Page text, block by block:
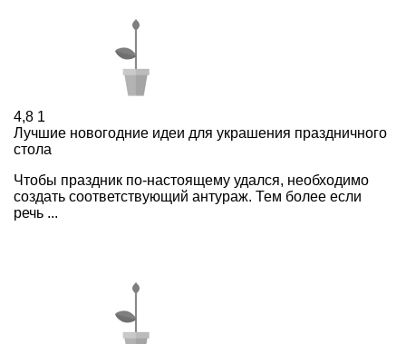
4,8 1
Лучшие новогодние идеи для украшения праздничного
стола
Чтобы праздник по-настоящему удался, необходимо
создать соответствующий антураж. Тем более если
речь ...